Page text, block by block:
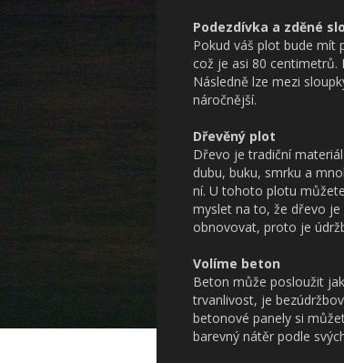
Podezdívka a zděné
Pokud váš plot bude mít
což je asi 80 centimetrů.
Následně lze mezi
náročnější.
Dřevěný plot
Dřevo je tradiční
dubu, buku, smrku a
ní. U tohoto plotu
myslet na to, že dřevo
obnovovat, proto je
Volíme beton
Beton může posloužit
trvanlivost, je
betonové panely si
barevný nátěr podle